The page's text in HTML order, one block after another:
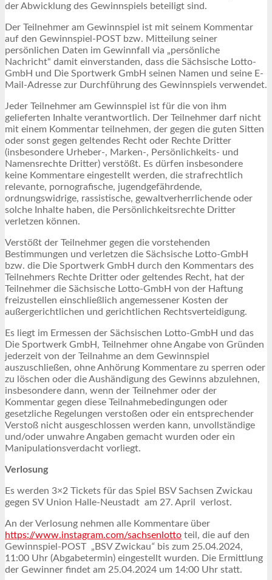
der Abwicklung des Gewinnspiels beteiligt sind.
Der Teilnehmer am Gewinnspiel ist mit seinem Kommentar
auf den Gewinnspiel-POST bzw. Mitteilung seiner
persönlichen Daten im Gewinnfall via „persönliche
Nachricht“ damit einverstanden, dass die Sächsische Lotto-
GmbH und Die Sportwerk GmbH seinen Namen und seine E-
Mail-Adresse zur Durchführung des Gewinnspiels verwendet.
Jeder Teilnehmer am Gewinnspiel ist für die von ihm
gelieferten Inhalte verantwortlich. Der Teilnehmer darf nicht
mit einem Kommentar teilnehmen, der gegen die guten Sitten
oder sonst gegen geltendes Recht oder Rechte Dritter
(insbesondere Urheber-, Marken-, Persönlichkeits- und
Namensrechte Dritter) verstößt. Es dürfen insbesondere
keine Kommentare eingestellt werden, die strafrechtlich
relevante, pornografische, jugendgefährdende,
ordnungswidrige, rassistische, gewaltverherrlichende oder
solche Inhalte haben, die Persönlichkeitsrechte Dritter
verletzen können.
Verstößt der Teilnehmer gegen die vorstehenden
Bestimmungen und verletzen die Sächsische Lotto-GmbH
bzw. die Die Sportwerk GmbH durch den Kommentars des
Teilnehmers Rechte Dritter oder geltendes Recht, hat der
Teilnehmer die Sächsische Lotto-GmbH von der Haftung
freizustellen einschließlich angemessener Kosten der
außergerichtlichen und gerichtlichen Rechtsverteidigung.
Es liegt im Ermessen der Sächsischen Lotto-GmbH und das
Die Sportwerk GmbH, Teilnehmer ohne Angabe von Gründen
jederzeit von der Teilnahme an dem Gewinnspiel
auszuschließen, ohne Anhörung Kommentare zu sperren oder
zu löschen oder die Aushändigung des Gewinns abzulehnen,
insbesondere dann, wenn der Teilnehmer oder der
Kommentar gegen diese Teilnahmebedingungen oder
gesetzliche Regelungen verstoßen oder ein entsprechender
Verstoß nicht ausgeschlossen werden kann, unvollständige
und/oder unwahre Angaben gemacht wurden oder ein
Manipulationsverdacht vorliegt.
Verlosung
Es werden 3×2 Tickets für das Spiel BSV Sachsen Zwickau
gegen SV Union Halle-Neustadt am 27. April verlost.
An der Verlosung nehmen alle Kommentare über
https://www.instagram.com/sachsenlotto teil, die auf den
Gewinnspiel-POST „BSV Zwickau“ bis zum 25.04.2024,
11:00 Uhr (Abgabetermin) eingestellt wurden. Die Ermittlung
der Gewinner findet am 25.04.2024 um 14:00 Uhr statt.